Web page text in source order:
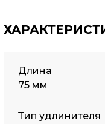
Длина
75 мм
Тип удлинителя